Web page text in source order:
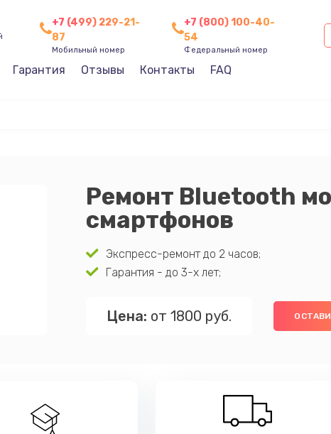
+7 (499) 229-21-
87
Мобильный номер
+7 (800) 100-40-
54
Федеральный номер
Гарантия Отзывы Контакты FAQ
Ремонт Bluetooth
смартфонов
Экспресс-ремонт до 2 часов;
Гарантия - до 3-х лет;
Цена: от 1800 руб.